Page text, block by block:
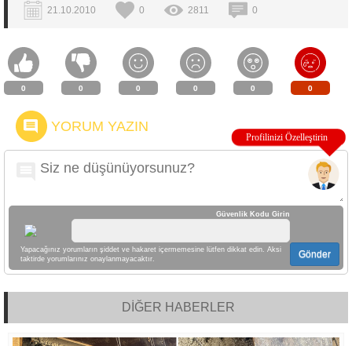
21.10.2010 0 2811 0
0 0 0 0 0 0
YORUM YAZIN
Güvenlik Kodu Girin
Yapacağınız yorumların şiddet ve hakaret içermemesine lütfen dikkat edin. Aksi
taktirde yorumlarınız onaylanmayacaktır.
Gönder
DİĞER HABERLER